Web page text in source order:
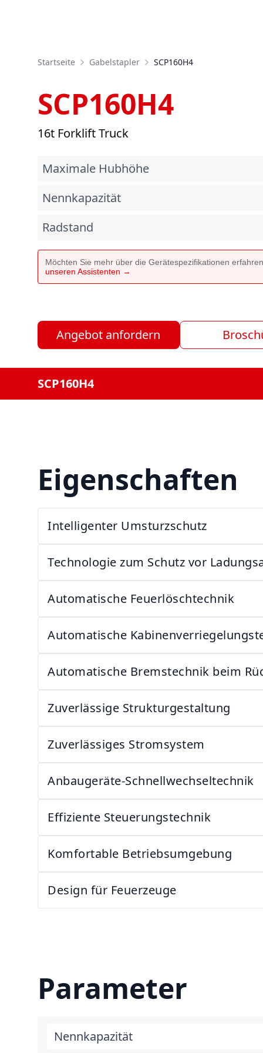
Startseite Gabelstapler SCP160H4
SCP160H4
16t Forklift Truck
Maximale Hubhöhe
Nennkapazität
Radstand
Möchten Sie mehr über die Gerätespezifikationen
unseren Assistenten →
Angebot anfordern
SCP160H4
Eigenschaften
Intelligenter Umsturzschutz
Technologie zum Schutz vor
Automatische Feuerlöschtechnik
Automatische
Automatische Bremstechnik beim
Zuverlässige Strukturgestaltung
Zuverlässiges Stromsystem
Anbaugeräte-Schnellwechseltechnik
Effiziente Steuerungstechnik
Komfortable Betriebsumgebung
Design für Feuerzeuge
Parameter
Nennkapazität